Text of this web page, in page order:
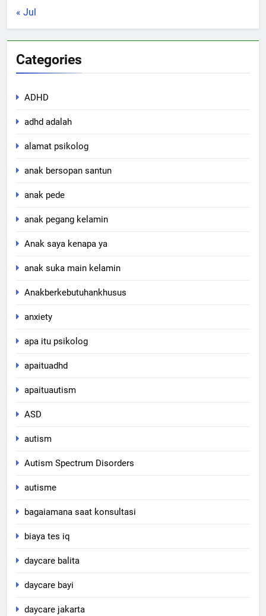
« Jul
Categories
ADHD
adhd adalah
alamat psikolog
anak bersopan santun
anak pede
anak pegang kelamin
Anak saya kenapa ya
anak suka main kelamin
Anakberkebutuhankhusus
anxiety
apa itu psikolog
apaituadhd
apaituautism
ASD
autism
Autism Spectrum Disorders
autisme
bagaiamana saat konsultasi
biaya tes iq
daycare balita
daycare bayi
daycare jakarta